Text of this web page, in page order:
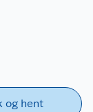
og hent